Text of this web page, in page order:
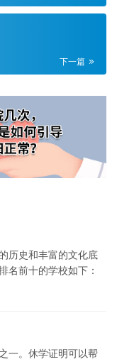
下一篇
历史和丰富的文化底
名前十的学校如下：
一。休学证明可以帮